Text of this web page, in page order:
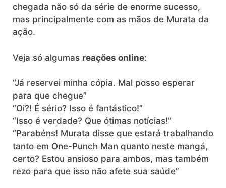
chegada não só da série de enorme sucesso,
mas principalmente com as mãos de Murata da
ação.
Veja só algumas reações online:
“Já reservei minha cópia. Mal posso esperar
para que chegue”
“Oi?! É sério? Isso é fantástico!”
“Isso é verdade? Que ótimas notícias!”
“Parabéns! Murata disse que estará trabalhando
tanto em One-Punch Man quanto neste mangá,
certo? Estou ansioso para ambos, mas também
rezo para que isso não afete sua saúde”